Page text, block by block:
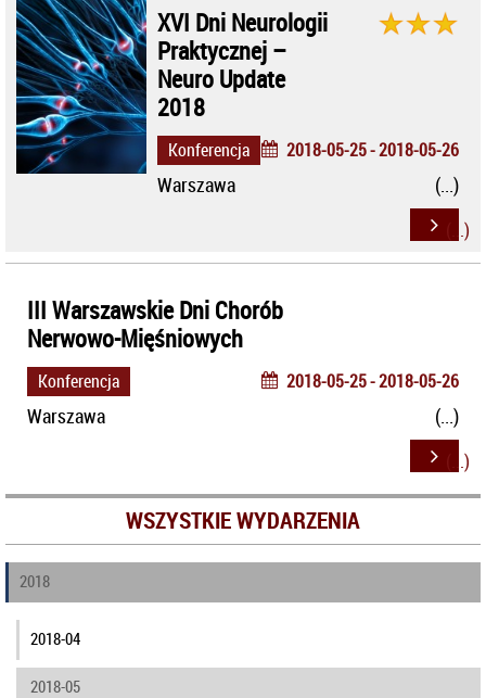
XVI Dni Neurologii
Praktycznej –
Neuro Update
2018
Konferencja 2018-05-25 - 2018-05-26
Warszawa
III Warszawskie Dni Chorób
Nerwowo-Mięśniowych
Konferencja 2018-05-25 - 2018-05-26
Warszawa
WSZYSTKIE WYDARZENIA
2018
2018-04
2018-05